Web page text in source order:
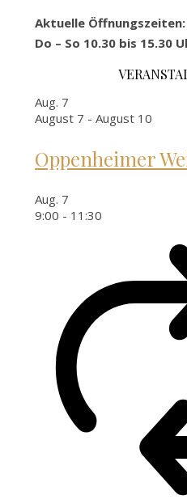
Aktuelle Öffnungszeiten:
Do – So 10.30 bis 15.30
Aug. 7
August 7 - August 10
Oppenheimer
Aug. 7
9:00 - 11:30